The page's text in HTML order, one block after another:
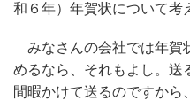
和６年）年賀状について考
みなさんの会社では年賀
めるなら、それもよし。送
間暇かけて送るのですから